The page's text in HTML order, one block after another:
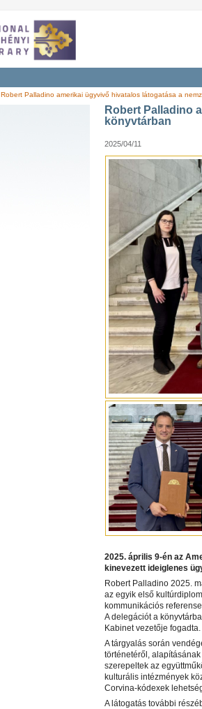
Robert Palladino amerikai ügyvivő hivatalos látogatása a
Robert Palladino
könyvtárban
2025/04/11
2025. április 9-én az
kinevezett ideiglenes
Robert Palladino 2025.
az egyik első
kommunikációs
A delegációt a
Kabinet vezetője fogadta.
A tárgyalás során
történetéről,
szerepeltek az
kulturális intézmények
Corvina-kódexek
A látogatás további